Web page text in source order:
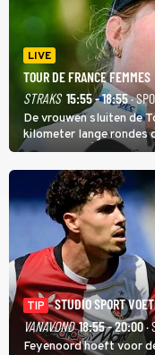
LIVE
TOUR DE FRANCE FEMMES
STRAKS 15:55 - 18:55·
De vrouwen sluiten de
kilometer lange rondes
zware Col d'Èze. Aan
de eindwinnaar de
TIP
STUDIO SPORT
VANAVOND 18:55 - 20:00·
Feyenoord hoeft voor